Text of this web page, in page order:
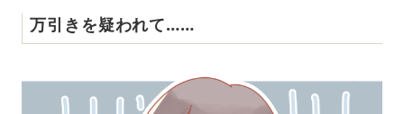
万引きを疑われて……